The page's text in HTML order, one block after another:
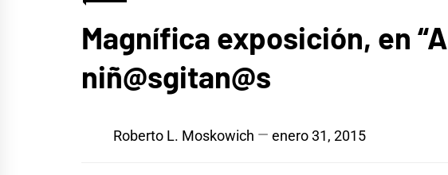
Magnífica exposición, en
niñ@sgitan@s
Roberto L. Moskowich enero 31, 2015